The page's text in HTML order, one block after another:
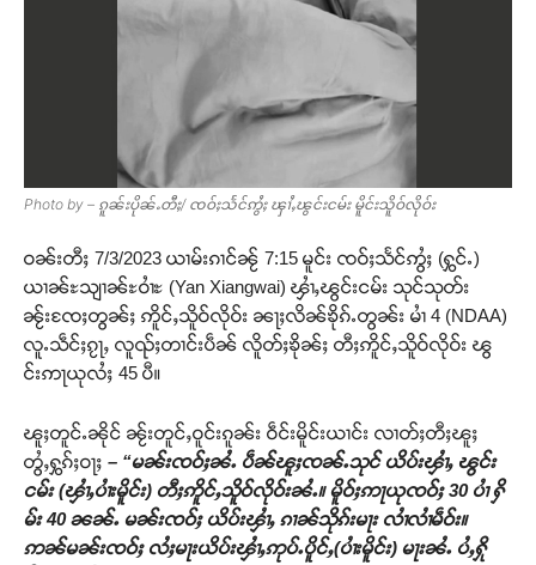
Photo by – ၵူၼ်းပိုၼ်ႉတီႈ/ ၸဝ်ႈသႅင်ဢွႆႈ ၾၢႆႇၽွင်းငမ်း မိူင်းသိူဝ်လိုဝ်း
ဝၼ်းတီႈ 7/3/2023 ယၢမ်းၵၢင်ၼႂ် 7:15 မူင်း ၸဝ်ႈသႅင်ဢွႆႈ (ႁွင်ႉ)
ယၢၼ်ႊသျၢၼ်ႊဝၢႆႊ (Yan Xiangwai) ၾၢႆႇၽွင်းငမ်း သုင်သုတ်း
ၼႂ်းၸႄႈတွၼ်ႈ ဢိူင်ႇသိူဝ်လိုဝ်း ၼႃႈလိၼ်ၶိုၵ်ႉတွၼ်း မၢႆ 4 (NDAA)
လူႉသဵင်ႈၵႂႃႇ လူၺ်ႈတၢင်းပဵၼ် လိူတ်ႈၶိုၼ်ႈ တီႈဢိူင်ႇသိူဝ်လိုဝ်း ၽွ
င်းဢႃယုလႆႈ 45 ပီ။
ၽူႈတူင်ႉၼိုင် ၼႂ်းတူင်ႇဝူင်းၵူၼ်း ဝဵင်းမိူင်းယၢင်း လၢတ်ႈတီႈၽူႈ
တွႆႇႁွၵ်ႈဝႃႈ – “မၼ်းၸဝ်ႈၼႆႉ ပဵၼ်ၽူႈၸၼ်ႉသုင် ယိပ်းၾၢႆႇ ၽွင်း
ငမ်း (ၾၢႆႇပၢႆးမိူင်း) တီႈဢိူင်ႇသိူဝ်လိုဝ်းၼႆႉ။ မိူဝ်ႈဢႃယုၸဝ်ႈ 30 ပၢႆ ႁိ
မ်း 40 ၼၼ်ႉ မၼ်းၸဝ်ႈ ယိပ်းၾၢႆႇ ၵၢၼ်သိုၵ်းမႃး လၢႆလၢႆမဵဝ်း။
ဢၼ်မၼ်းၸဝ်ႈ လႆႈမႃးယိပ်းၾၢႆႇဢုပ်ႉပိူင်ႇ(ပၢႆးမိူင်း) မႃးၼႆႉ ပႆႇႁို